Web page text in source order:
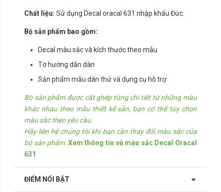
Chất liệu: Sử dụng Decal oracal 631 nhập khẩu Đức.
Bộ sản phẩm bao gồm:
Decal màu sắc và kích thước theo mẫu
Tờ hướng dẫn dán
Sản phẩm mẫu dán thử và dụng cụ hỗ trợ
Bộ sản phẩm được cắt ghép từng chi tiết từ những màu
khác nhau theo mẫu thiết kế sẵn, bạn có thể tùy chọn
màu sắc theo yêu cầu.
Hãy liên hệ chúng tôi khi bạn cần thay đổi màu sắc của
bộ sản phẩm. Xem thông tin và màu sắc Decal Oracal
631
ĐIỂM NỔI BẬT